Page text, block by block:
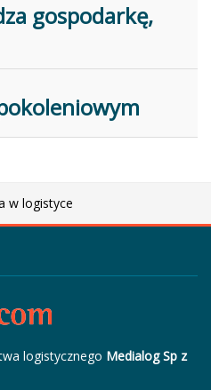
gospodarkę,
w logistyce
logistycznego Medialog Sp z